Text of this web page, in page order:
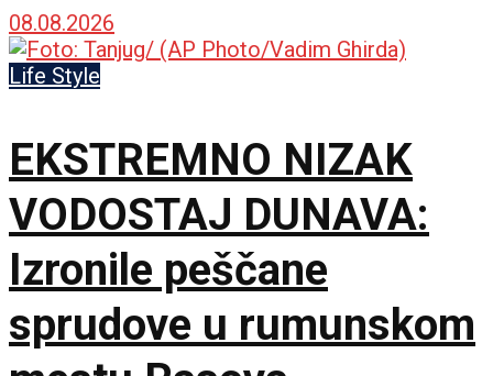
bioskope
08.08.2026
Life Style
EKSTREMNO NIZAK
VODOSTAJ DUNAVA:
Izronile peščane
sprudove u rumunskom